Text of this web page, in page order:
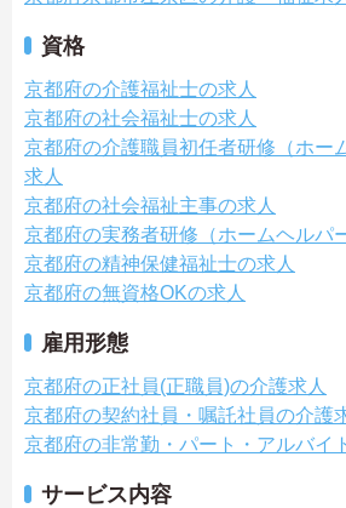
資格
京都府の介護福祉士の求人
京都府の社会福祉士の求人
京都府の介護職員初任者研修（ホー
求人
京都府の社会福祉主事の求人
京都府の実務者研修（ホームヘルパ
京都府の精神保健福祉士の求人
京都府の無資格OKの求人
雇用形態
京都府の正社員(正職員)の介護求人
京都府の契約社員・嘱託社員の介護
京都府の非常勤・パート・アルバイ
サービス内容